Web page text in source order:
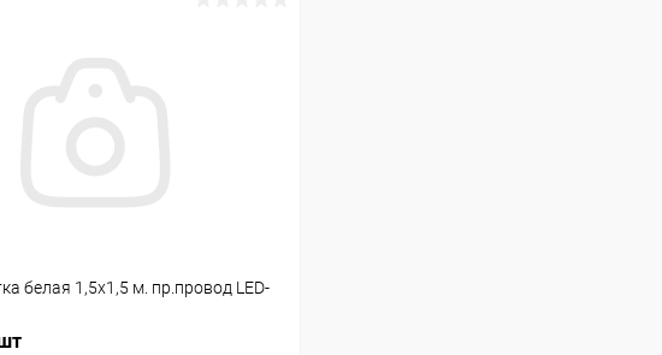
белая 1,5х1,5 м. пр.провод LED-